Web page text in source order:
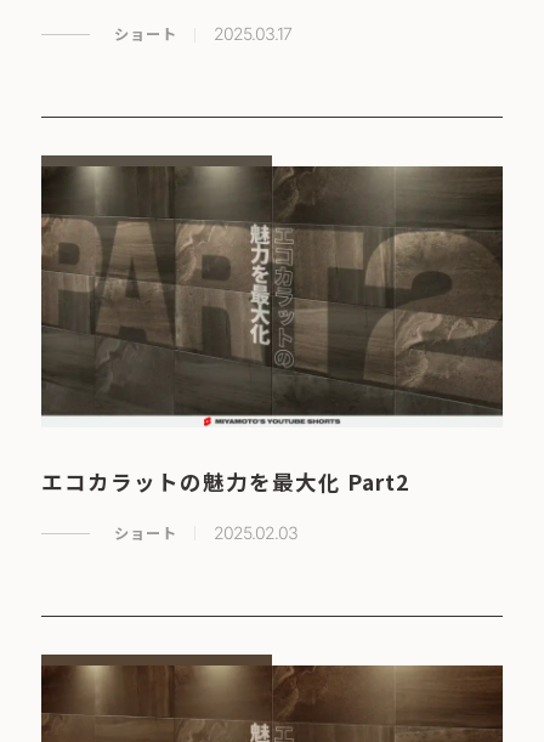
ショート 2025.03.17
エコカラットの魅力を最大化 Part2
ショート 2025.02.03